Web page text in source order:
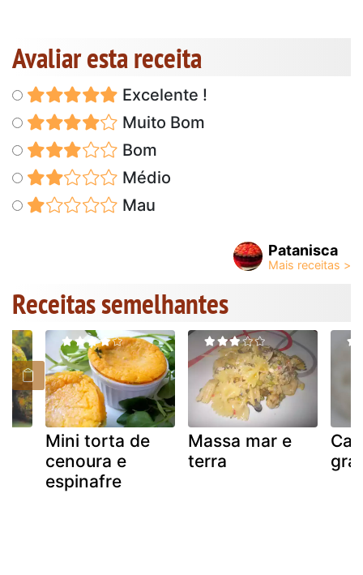
Avaliar esta receita
Excelente !
Muito Bom
Bom
Médio
Mau
Patanisca
Receitas semelhantes
Mini torta de
cenoura e
espinafre
Massa mar e
terra